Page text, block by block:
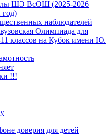
ШЭ ВсОШ (2025-2026
год)
наблюдателей
Олимпиада для
классов на Кубок имени Ю.
!!!
доверия для детей